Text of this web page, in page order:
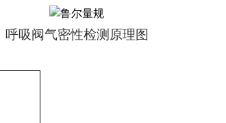
呼吸阀气密性检测原理图